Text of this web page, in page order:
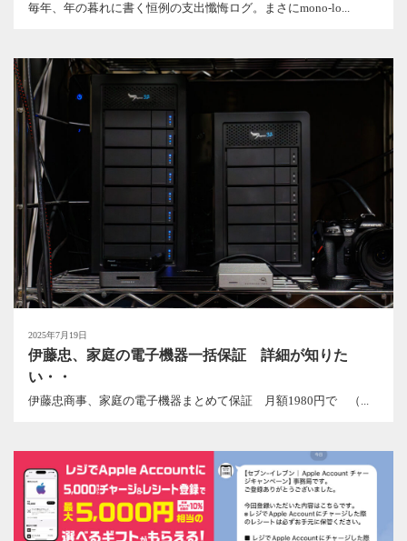
毎年、年の暮れに書く恒例の支出懺悔ログ。まさにmono-lo...
2025年7月19日
伊藤忠、家庭の電子機器一括保証 詳細が知りた
い・・
伊藤忠商事、家庭の電子機器まとめて保証 月額1980円で （...